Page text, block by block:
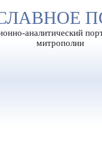
А А А
аналитический
митрополии